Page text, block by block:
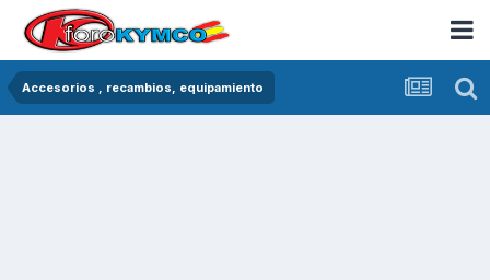
Accesorios , recambios, equipamiento